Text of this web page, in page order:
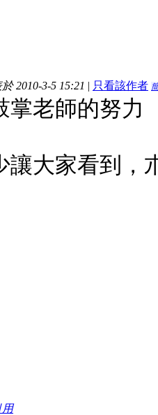
2010-3-5 15:21 | 只看該作者
掌老師的努力
讓大家看到，
用